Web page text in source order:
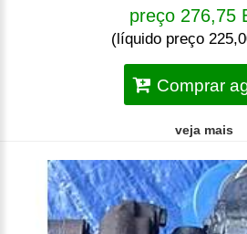
preço 276,75
(líquido preço
Comprar
veja mais